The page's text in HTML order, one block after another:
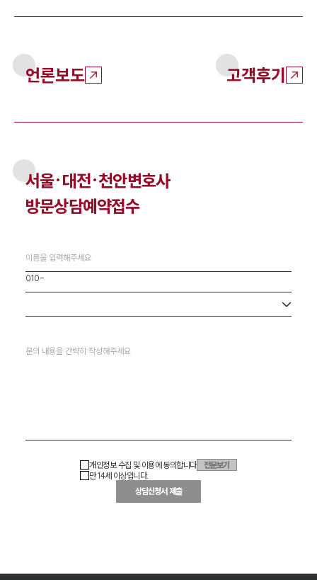
언론보도 고객후기
서울·대전·천안변호사
방문상담예약접수
개인정보 수집 및 이용에 동의합니다
전문보기
만 14세 이상입니다.
상담신청서 제출